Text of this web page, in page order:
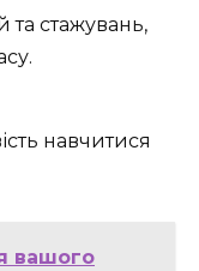
стажувань,
навчитися
вашого